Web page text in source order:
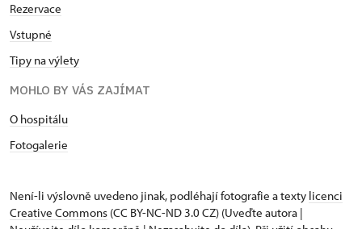
Rezervace
Vstupné
Tipy na výlety
MOHLO BY VÁS ZAJÍMAT
O hospitálu
Fotogalerie
Není-li výslovně uvedeno jinak, podléhají fotografie a texty licenci
Creative Commons (CC BY-NC-ND 3.0 CZ) (Uveďte autora |